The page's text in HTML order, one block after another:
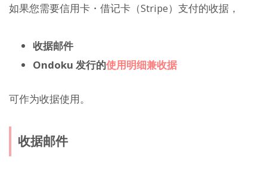
如果您需要信用卡・借记卡（Stripe）支付的收据，
收据邮件
Ondoku 发行的使用明细兼收据
可作为收据使用。
收据邮件